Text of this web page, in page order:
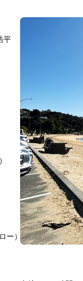
平
ー）